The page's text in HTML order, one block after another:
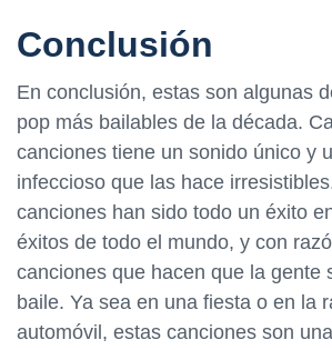
Conclusión
En conclusión, estas son algunas
pop más bailables de la década.
canciones tiene un sonido único y
infeccioso que las hace
canciones han sido todo un éxito
éxitos de todo el mundo, y con
canciones que hacen que la gente
baile. Ya sea en una fiesta o en la
automóvil, estas canciones son